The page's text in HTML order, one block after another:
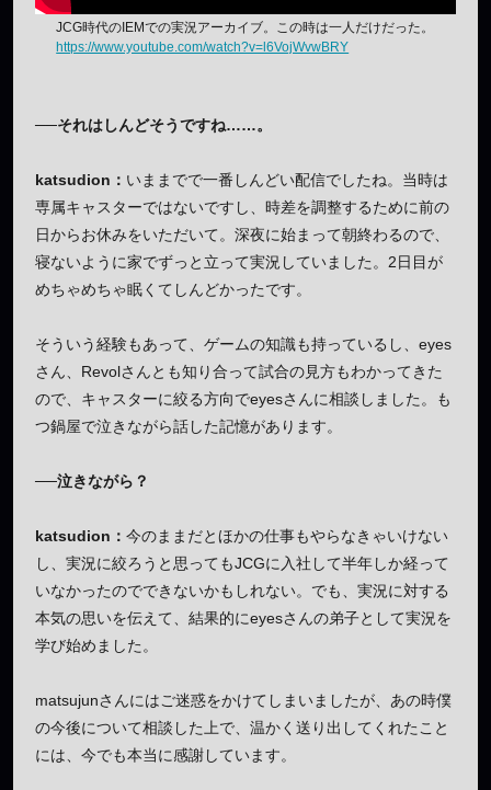
JCG時代のIEMでの実況アーカイブ。この時は一人だけだった。
https://www.youtube.com/watch?v=l6VojWvwBRY
──それはしんどそうですね……。
katsudion： いままでで一番しんどい配信でしたね。当時は
専属キャスターではないですし、時差を調整するために前の
日からお休みをいただいて。深夜に始まって朝終わるので、
寝ないように家でずっと立って実況していました。2日目が
めちゃめちゃ眠くてしんどかったです。
そういう経験もあって、ゲームの知識も持っているし、eyes
さん、Revolさんとも知り合って試合の見方もわかってきた
ので、キャスターに絞る方向でeyesさんに相談しました。も
つ鍋屋で泣きながら話した記憶があります。
──泣きながら？
katsudion： 今のままだとほかの仕事もやらなきゃいけない
し、実況に絞ろうと思ってもJCGに入社して半年しか経って
いなかったのでできないかもしれない。でも、実況に対する
本気の思いを伝えて、結果的にeyesさんの弟子として実況を
学び始めました。
matsujunさんにはご迷惑をかけてしまいましたが、あの時僕
の今後について相談した上で、温かく送り出してくれたこと
には、今でも本当に感謝しています。